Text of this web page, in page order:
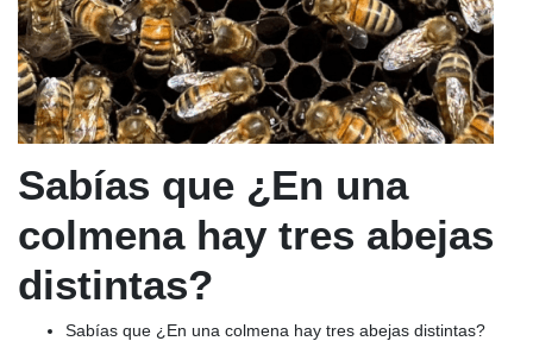
Sabías que ¿En una
colmena hay tres abejas
distintas?
Sabías que ¿En una colmena hay tres abejas distintas?